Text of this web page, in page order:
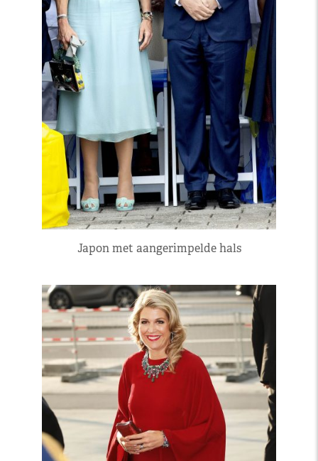
Japon met aangerimpelde hals